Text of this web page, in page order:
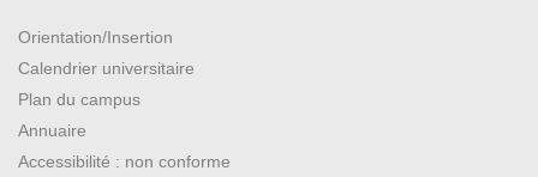
Orientation/Insertion
Calendrier universitaire
Plan du campus
Annuaire
Accessibilité : non conforme